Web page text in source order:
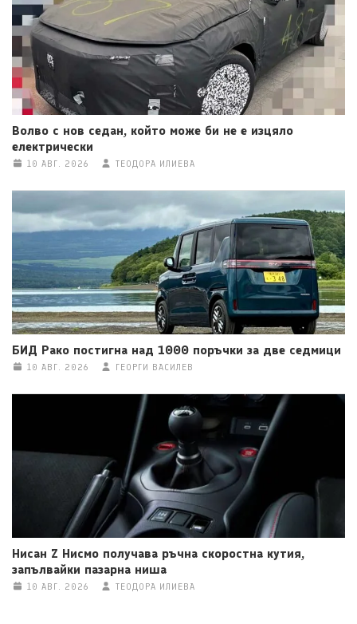
Волво с нов седан, който може би не е изцяло
електрически
10 АВГ. 2026 ТЕОДОРА ИЛИЕВА
БИД Рако постигна над 1000 поръчки за две седмици
10 АВГ. 2026 ГЕОРГИ ВАСИЛЕВ
Нисан Z Нисмо получава ръчна скоростна кутия,
запълвайки пазарна ниша
10 АВГ. 2026 ТЕОДОРА ИЛИЕВА